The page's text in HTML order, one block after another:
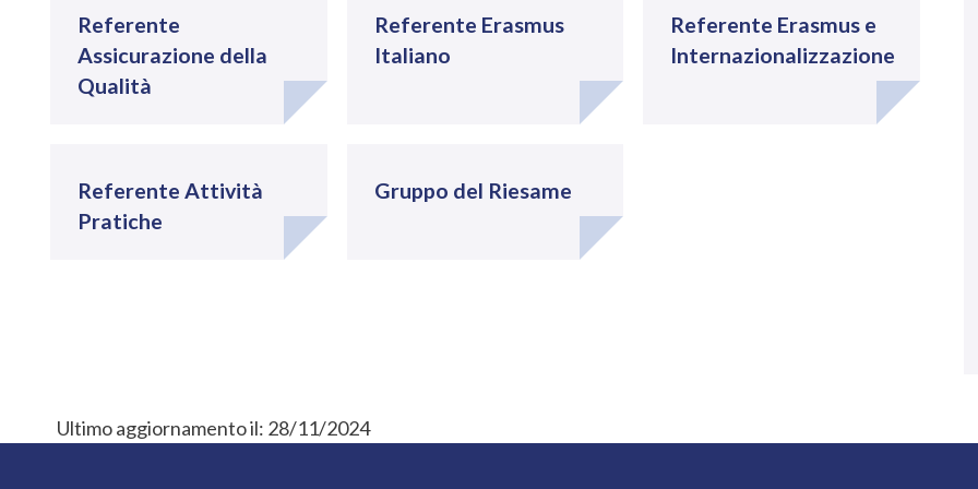
Referente
Assicurazione della
Qualità
Referente Erasmus
Italiano
Referente Erasmus e
Internazionalizzazione
Referente Attività
Pratiche
Gruppo del Riesame
Ultimo aggiornamento il: 28/11/2024